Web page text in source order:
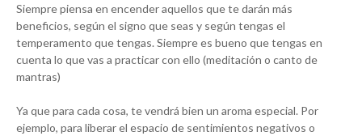
Siempre piensa en encender aquellos que te darán más
beneficios, según el signo que seas y según tengas el
temperamento que tengas. Siempre es bueno que tengas en
cuenta lo que vas a practicar con ello (meditación o canto de
mantras)
Ya que para cada cosa, te vendrá bien un aroma especial. Por
ejemplo, para liberar el espacio de sentimientos negativos o